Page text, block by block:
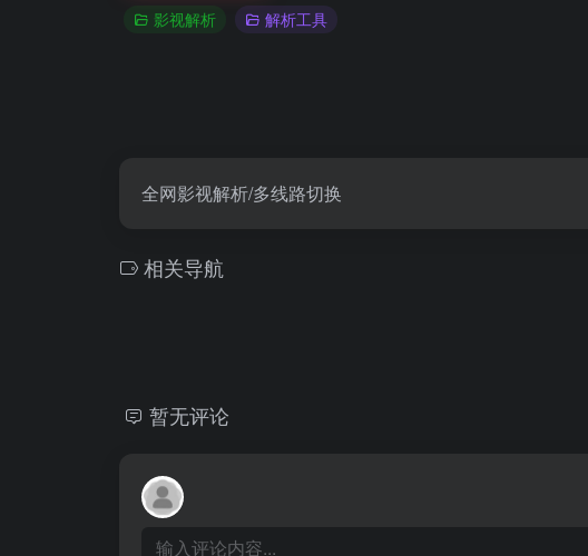
影视解析 解析工具
全网影视解析/多线路切换
相关导航
暂无评论